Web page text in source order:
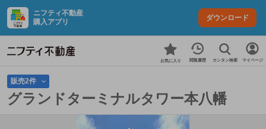
ニフティ不動産
購入アプリ
ダウンロード
お気に入り 閲覧履歴 カンタン検索 マイページ
販売2件
グランドターミナルタワー本八幡